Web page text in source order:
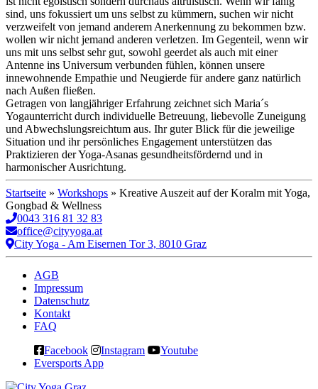
sind, uns fokussiert um uns selbst zu kümmern, suchen wir nicht
verzweifelt von jemand anderem Anerkennung zu bekommen bzw.
wollen wir nicht jemand anderen verletzen. Im Gegenteil, wenn wir
uns mit uns selbst sehr gut, sowohl geerdet als auch mit einer
Antenne ins Universum verbunden fühlen, können unsere
innewohnende Empathie und Neugierde für andere ganz natürlich
nach Außen fließen.
Getragen von langjähriger Erfahrung zeichnet sich Maria´s
Yogaunterricht durch individuelle Betreuung, liebevolle Zuneigung
und Abwechslungsreichtum aus. Ihr guter Blick für die jeweilige
Situation und ihr persönliches Engagement unterstützen das
Praktizieren der Yoga-Asanas gesundheitsfördernd und in
harmonischer Ausrichtung.
Startseite » Workshops » Kreative Auszeit auf der Koralm mit Yoga,
Gongbad & Wellness
0043 316 81 32 83
office@cityyoga.at
City Yoga - Am Eisernen Tor 3, 8010 Graz
AGB
Impressum
Datenschutz
Kontakt
FAQ
Facebook Instagram Youtube
Eversports App